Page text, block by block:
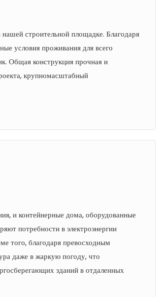
строительной площадке. Благодаря
условия проживания для всего
Общая конструкция прочная и
крупномасштабный
и контейнерные дома, оборудованные
потребности в электроэнергии
того, благодаря превосходным
даже в жаркую погоду, что
зданий в отдаленных